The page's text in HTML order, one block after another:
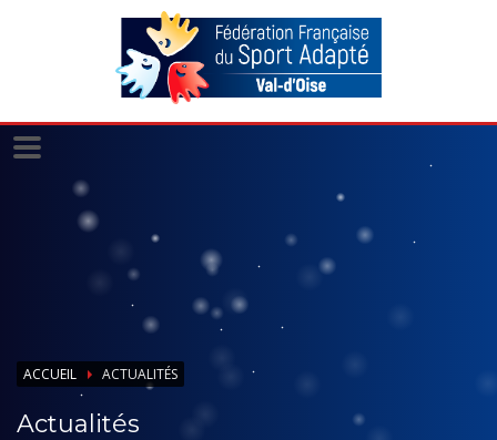
ACCUEIL ACTUALITÉS
Actualités
Panneau de gestion des cookies